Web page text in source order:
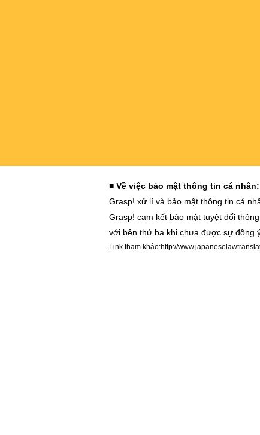
■ Về việc bảo mật thông tin cá nhân:
Grasp! xử lí và bảo mật thông tin cá
Grasp! cam kết bảo mật tuyệt đối
với bên thứ ba khi chưa được sự đồng
Link tham khảo:http://